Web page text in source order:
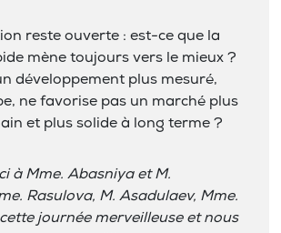
reste ouverte : est-ce que la
mène toujours vers le mieux ?
développement plus mesuré,
ne favorise pas un marché plus
et plus solide à long terme ?
à Mme. Abasniya et M.
Rasulova, M. Asadulaev, Mme.
journée merveilleuse et nous